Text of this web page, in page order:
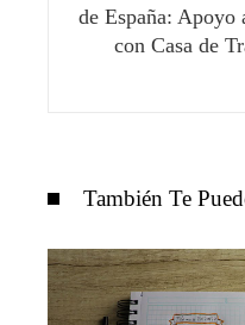
de España: Apoyo
con Casa de
También Te